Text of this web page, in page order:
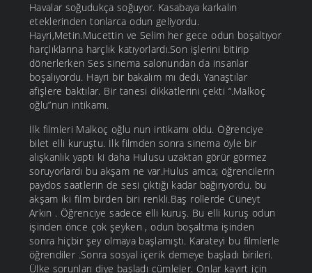
Havalar soğudukça soğuyor. Kasabaya karkalın
eteklerinden tonlarca odun geliyordu.
Hayri,Metin.Mucettin ve Selim her gece odun boşaltıyor
harçlıklarına harçlık katıyorlardı.Son işlerini bitirip
dönerlerken Ses sinema salonundan da insanlar
boşalıyordu. Hayri bir bakalım mı dedi. Yanaştılar
afişlere baktılar. Bir tanesi dikkatlerini çekti “.Malkoç
oğlu”nun intikamı.
İlk filmleri Malkoç oğlu nun intikamı oldu. Öğrenciye
bilet elli kuruştu. İlk filmden sonra sinema öyle bir
alışkanlık yaptı ki daha Hulusu uzaktan görür görmez
soruyorlardı bu akşam ne var.Hulus amca; öğrencilerin
paydos saatlerin de sesi çıktığı kadar bağırıyordu. bu
akşam iki film birden biri renkli.Baş rollerde Cüneyt
Arkın . Öğrenciye sadece elli kuruş. Bu elli kuruş odun
işinden önce çok şeyken , odun boşaltma işinden
sonra hiçbir şey olmaya başlamıştı. Karateyi bu filmlerle
öğrendiler .Sonra sosyal içerik demeye başladı birileri.
Ülke sorunları diye başladı cümleler. Onlar kayırt için